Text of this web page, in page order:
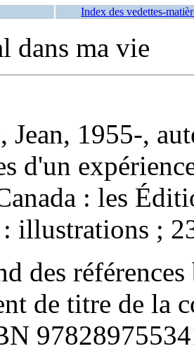
Index des vedettes-
dans ma vie
Jean, 1955-,
d'un
: les
: illustrations ;
des
de titre de la